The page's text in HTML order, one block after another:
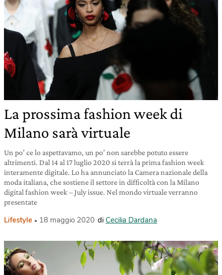
La prossima fashion week di
Milano sarà virtuale
Un po’ ce lo aspettavamo, un po’ non sarebbe potuto essere
altrimenti. Dal 14 al 17 luglio 2020 si terrà la prima fashion week
interamente digitale. Lo ha annunciato la Camera nazionale della
moda italiana, che sostiene il settore in difficoltà con la Milano
digital fashion week – July issue. Nel mondo virtuale verranno
presentate
Lifestyle 18 maggio 2020 di Cecilia Dardana